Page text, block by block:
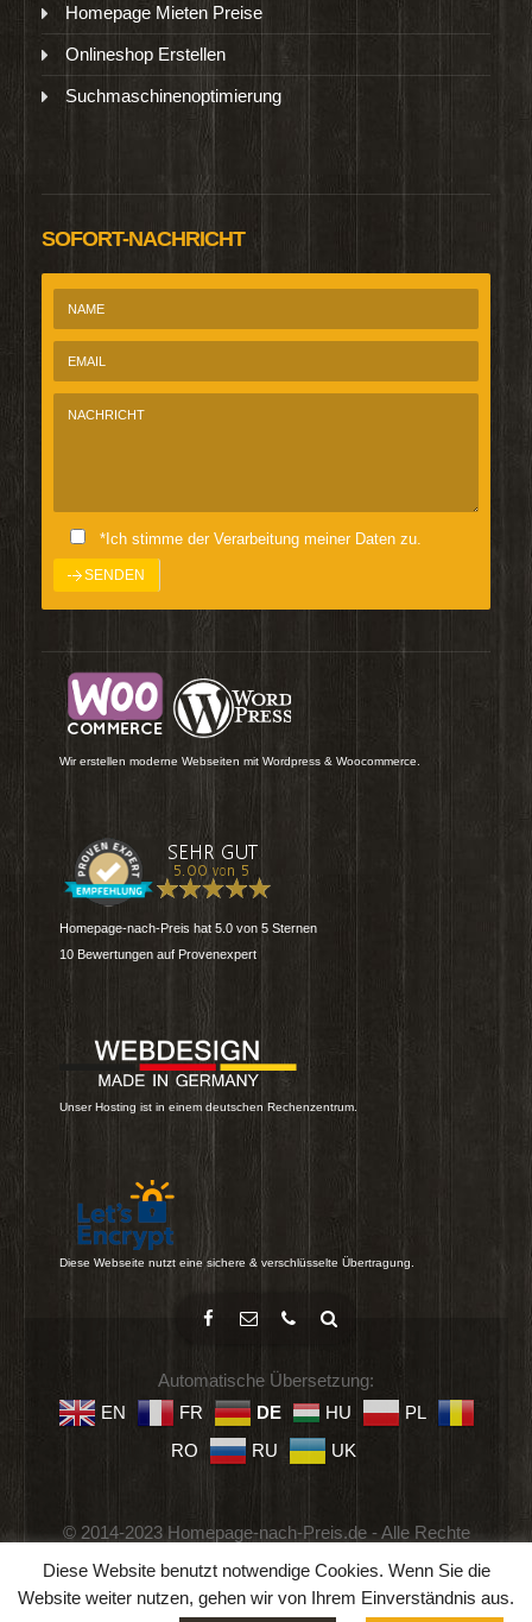
Homepage Mieten Preise
Onlineshop Erstellen
Suchmaschinenoptimierung
SOFORT-NACHRICHT
*Ich stimme der Verarbeitung meiner Daten zu.
Wir erstellen moderne Webseiten mit Wordpress & Woocommerce.
Homepage-nach-Preis hat 5.0 von 5 Sternen
10 Bewertungen auf Provenexpert
Unser Hosting ist in einem deutschen Rechenzentrum.
Diese Webseite nutzt eine sichere & verschlüsselte Übertragung.
Automatische Übersetzung:
EN
FR DE HU
PL
RO
RU UK
© 2014-2023 Homepage-nach-Preis.de - Alle Rechte
Geschäftsbedingungen
Diese Website benutzt notwendige Cookies. Wenn Sie die
Website weiter nutzen, gehen wir von Ihrem Einverständnis aus.